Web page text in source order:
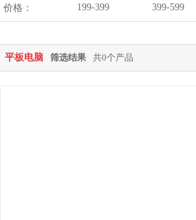
价格： 199-399 399-599
平板电脑 筛选结果 共0个产品